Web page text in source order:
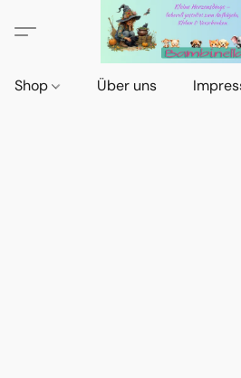
Shop Über uns